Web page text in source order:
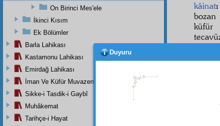
kâinat
yüz
On Birinci Mes'ele
İkinci Kısım
Ek Bölümler
Barla Lahikası
Kastamonu Lahikası
Emirdağ Lahikası
İman Ve Küfür Muvazeneleri
Sikke-i Tasdik-i Gaybî
Muhâkemat
Tarihçe-i Hayat
Duyuru